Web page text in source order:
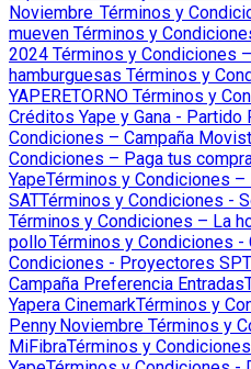
Noviembre Términos y
mueven Términos y
2024 Términos y Condiciones
hamburguesas Términos y
YAPERETORNO Términos y
Créditos Yape y Gana - Partido
Condiciones – Campaña
Condiciones – Paga tus
YapeTérminos y Condiciones
SATTérminos y Condiciones -
Términos y Condiciones – La
polloTérminos y Condiciones -
Condiciones - Proyectores SPT
Campaña Preferencia Entradas
Yapera CinemarkTérminos y
Penny Noviembre Términos y
MiFibraTérminos y